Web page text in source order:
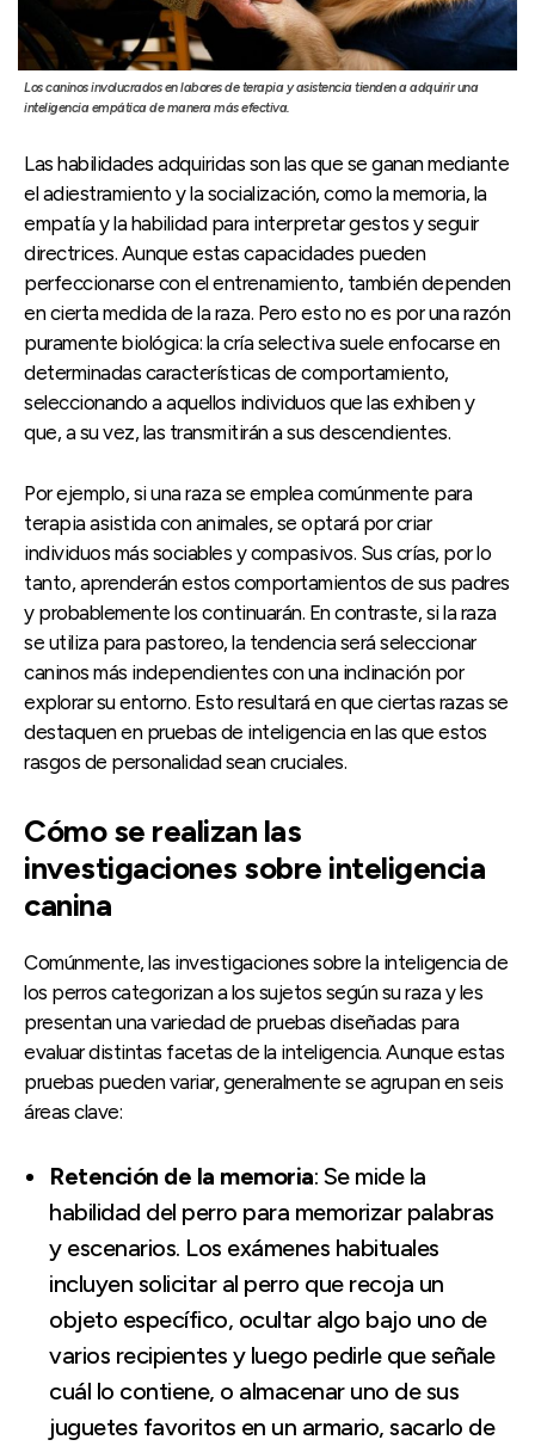
Los caninos involucrados en labores de terapia y asistencia tienden a adquirir una
inteligencia empática de manera más efectiva.
Las habilidades adquiridas son las que se ganan mediante
el adiestramiento y la socialización, como la memoria, la
empatía y la habilidad para interpretar gestos y seguir
directrices. Aunque estas capacidades pueden
perfeccionarse con el entrenamiento, también dependen
en cierta medida de la raza. Pero esto no es por una razón
puramente biológica: la cría selectiva suele enfocarse en
determinadas características de comportamiento,
seleccionando a aquellos individuos que las exhiben y
que, a su vez, las transmitirán a sus descendientes.
Por ejemplo, si una raza se emplea comúnmente para
terapia asistida con animales, se optará por criar
individuos más sociables y compasivos. Sus crías, por lo
tanto, aprenderán estos comportamientos de sus padres
y probablemente los continuarán. En contraste, si la raza
se utiliza para pastoreo, la tendencia será seleccionar
caninos más independientes con una inclinación por
explorar su entorno. Esto resultará en que ciertas razas se
destaquen en pruebas de inteligencia en las que estos
rasgos de personalidad sean cruciales.
Cómo se realizan las
investigaciones sobre inteligencia
canina
Comúnmente, las investigaciones sobre la inteligencia de
los perros categorizan a los sujetos según su raza y les
presentan una variedad de pruebas diseñadas para
evaluar distintas facetas de la inteligencia. Aunque estas
pruebas pueden variar, generalmente se agrupan en seis
áreas clave:
Retención de la memoria: Se mide la
habilidad del perro para memorizar palabras
y escenarios. Los exámenes habituales
incluyen solicitar al perro que recoja un
objeto específico, ocultar algo bajo uno de
varios recipientes y luego pedirle que señale
cuál lo contiene, o almacenar uno de sus
juguetes favoritos en un armario, sacarlo de